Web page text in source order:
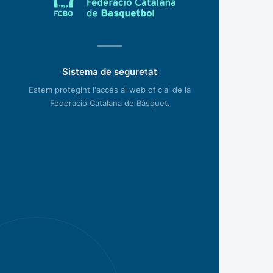
Sistema de seguretat
Estem protegint l'accés al web oficial de la
Federació Catalana de Bàsquet.